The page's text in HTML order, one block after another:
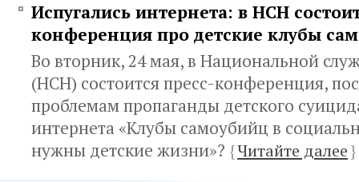
Испугались интернета: в НСН
конференция про детские клубы
Во вторник, 24 мая, в Национальной
(НСН) состоится пресс-конференция,
проблемам пропаганды детского
интернета «Клубы самоубийц в
нужны детские жизни»? {Читайте далее}